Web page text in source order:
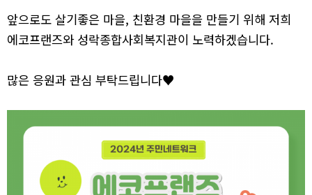
앞으로도 살기좋은 마을, 친환경 마을을 만들기 위해 저희
에코프랜즈와 성락종합사회복지관이 노력하겠습니다.
많은 응원과 관심 부탁드립니다♥